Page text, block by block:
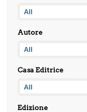
Autore
Casa Editrice
Edizione